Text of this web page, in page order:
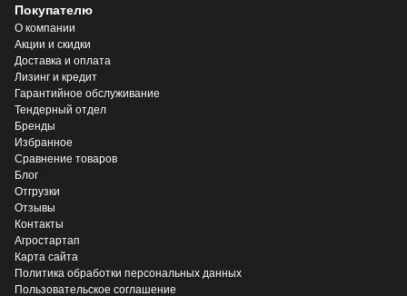
Покупателю
О компании
Акции и скидки
Доставка и оплата
Лизинг и кредит
Гарантийное обслуживание
Тендерный отдел
Бренды
Избранное
Сравнение товаров
Блог
Отгрузки
Отзывы
Контакты
Агростартап
Карта сайта
Политика обработки персональных данных
Пользовательское соглашение